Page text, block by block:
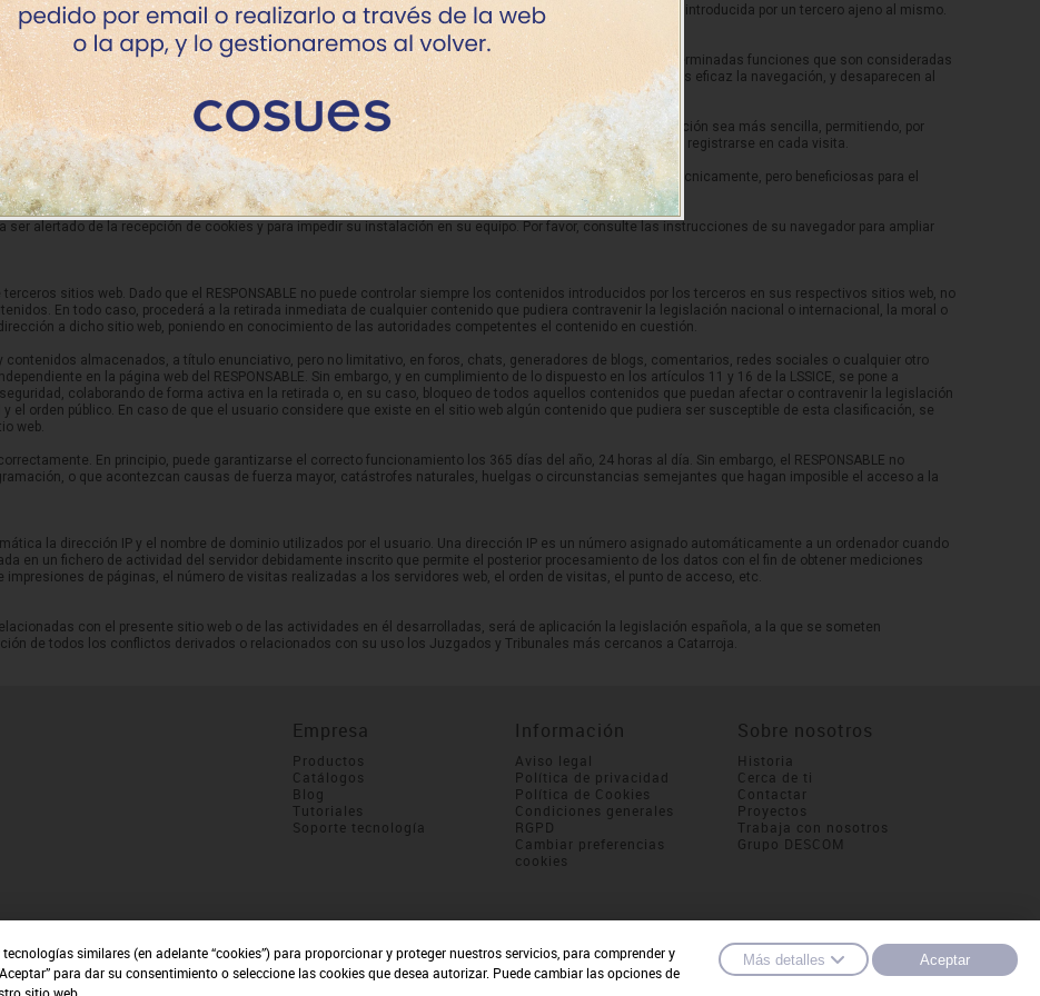
derivada de la información publicada en su sitio web siempre que esta información haya sido manipulada o introducida por un tercero ajeno al mismo.
de información que el servidor envía al ordenador de quien accede a la página) para llevar a cabo determinadas funciones que son consideradas
del sitio. Las cookies utilizadas tienen, en todo caso, carácter temporal, con la única finalidad de hacer más eficaz la navegación, y desaparecen al
por sí mismas datos de carácter personal y no se utilizarán para la recogida de estos.
donde se encuentra la web reconozca el navegador utilizado por el usuario con la finalidad de que la navegación sea más sencilla, permitiendo, por
a las áreas, servicios, promociones o concursos reservados exclusivamente a ellos sin tener que registrarse en cada visita.
de tráfico, controlar el progreso y número de entradas, etc., siendo en estos casos cookies prescindibles técnicamente, pero beneficiosas para el
consentimiento previo del usuario.
ser alertado de la recepción de cookies y para impedir su instalación en su equipo. Por favor, consulte las instrucciones de su navegador para ampliar
sitios web. Dado que el RESPONSABLE no puede controlar siempre los contenidos introducidos por los terceros en sus respectivos sitios web, no
En todo caso, procederá a la retirada inmediata de cualquier contenido que pudiera contravenir la legislación nacional o internacional, la moral o
a dicho sitio web, poniendo en conocimiento de las autoridades competentes el contenido en cuestión.
contenidos almacenados, a título enunciativo, pero no limitativo, en foros, chats, generadores de blogs, comentarios, redes sociales o cualquier otro
en la página web del RESPONSABLE. Sin embargo, y en cumplimiento de lo dispuesto en los artículos 11 y 16 de la LSSICE, se pone a
colaborando de forma activa en la retirada o, en su caso, bloqueo de todos aquellos contenidos que puedan afectar o contravenir la legislación
el orden público. En caso de que el usuario considere que existe en el sitio web algún contenido que pudiera ser susceptible de esta clasificación, se
web.
En principio, puede garantizarse el correcto funcionamiento los 365 días del año, 24 horas al día. Sin embargo, el RESPONSABLE no
o que acontezcan causas de fuerza mayor, catástrofes naturales, huelgas o circunstancias semejantes que hagan imposible el acceso a la
la dirección IP y el nombre de dominio utilizados por el usuario. Una dirección IP es un número asignado automáticamente a un ordenador cuando
en un fichero de actividad del servidor debidamente inscrito que permite el posterior procesamiento de los datos con el fin de obtener mediciones
de páginas, el número de visitas realizadas a los servidores web, el orden de visitas, el punto de acceso, etc.
con el presente sitio web o de las actividades en él desarrolladas, será de aplicación la legislación española, a la que se someten
de todos los conflictos derivados o relacionados con su uso los Juzgados y Tribunales más cercanos a Catarroja.
Empresa
Productos
Catálogos
Blog
Tutoriales
Soporte tecnología
Información
Aviso legal
Política de privacidad
Política de Cookies
Condiciones generales
RGPD
Cambiar preferencias
cookies
Sobre nosotros
Historia
Cerca de ti
Contactar
Proyectos
Trabaja con nosotros
Grupo DESCOM
similares (en adelante “cookies”) para proporcionar y proteger nuestros servicios, para comprender y
para dar su consentimiento o seleccione las cookies que desea autorizar. Puede cambiar las opciones de
Más detalles Aceptar